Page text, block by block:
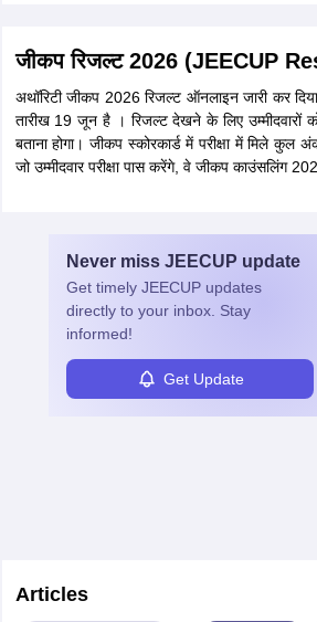
जीकप रिजल्ट 2026 (JEECUP
अथॉरिटी जीकप 2026 रिजल्ट ऑनलाइन जारी कर
तारीख 19 जून है । रिजल्ट देखने के लिए उम्मीदवारों
बताना होगा। जीकप स्कोरकार्ड में परीक्षा में मिले कुल
जो उम्मीदवार परीक्षा पास करेंगे, वे जीकप काउंसलिंग
Never miss JEECUP update
Get timely JEECUP updates
directly to your inbox. Stay
informed!
Get Update
Articles